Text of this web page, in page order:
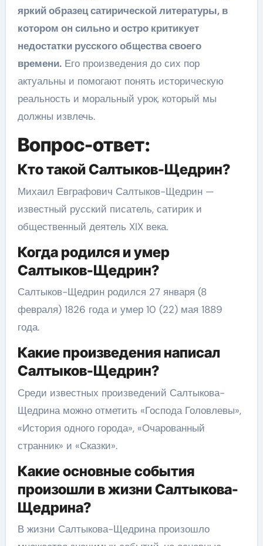
яркий образец сатирической литературы, в
котором он сильно и остро критикует
недостатки русского общества своего
времени.Его произведения до сих пор
актуальны и помогают понять историческую
реальность и моральный урок, который мы
должны извлечь.
Вопрос-ответ:
Кто такой Салтыков-Щедрин?
Михаил Евграфович Салтыков-Щедрин —
известный русский писатель, сатирик и
общественный деятель XIX века.
Когда родился и умер
Салтыков-Щедрин?
Салтыков-Щедрин родился 27 января (8
февраля) 1826 года и умер 10 (22) мая 1889
года.
Какие произведения написал
Салтыков-Щедрин?
Среди известных произведений Салтыкова-
Щедрина можно отметить «Господа Головлевы»,
«История одного города», «Очарованный
странник» и «Сказки».
Какие основные события
произошли в жизни Салтыкова-
Щедрина?
В жизни Салтыкова-Щедрина произошло